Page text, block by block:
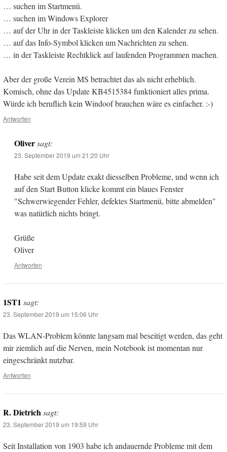
… suchen im Startmenü.
… suchen im Windows Explorer
… auf der Uhr in der Taskleiste klicken um den Kalender zu sehen.
… auf das Info-Symbol klicken um Nachrichten zu sehen.
… in der Taskleiste Rechtklick auf laufenden Programmen machen.
Aber der große Verein MS betrachtet das als nicht erheblich.
Komisch, ohne das Update KB4515384 funktioniert alles prima.
Würde ich beruflich kein Windoof brauchen wäre es einfacher. :-)
Antworten
Oliver sagt:
23. September 2019 um 21:20 Uhr
Habe seit dem Update exakt diesselben Probleme, und wenn ich
auf den Start Button klicke kommt ein blaues Fenster
"Schwerwiegender Fehler, defektes Startmenü, bitte abmelden"
was natürlich nichts bringt.
Grüße
Oliver
Antworten
1ST1 sagt:
23. September 2019 um 15:06 Uhr
Das WLAN-Problem könnte langsam mal beseitigt werden, das geht
mir ziemlich auf die Nerven, mein Notebook ist momentan nur
eingeschränkt nutzbar.
Antworten
R. Dietrichsagt:
23. September 2019 um 19:59 Uhr
Seit Installation von 1903 habe ich andauernde Probleme mit dem